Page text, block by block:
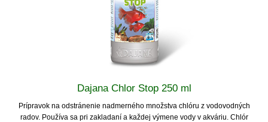
Dajana Chlor Stop 250 ml
Prípravok na odstránenie nadmerného množstva chlóru z vodovodných
radov. Používa sa pri zakladaní a každej výmene vody v akváriu. Chlór